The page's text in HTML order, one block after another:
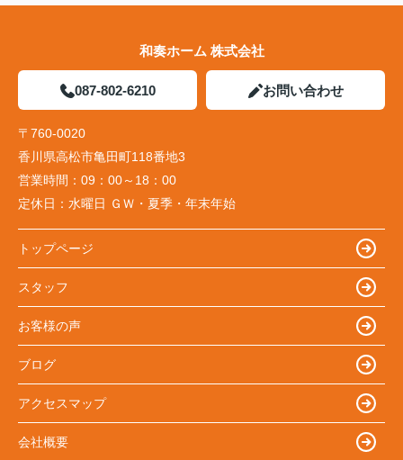
和奏ホーム 株式会社
087-802-6210 お問い合わせ
〒760-0020
香川県高松市亀田町118番地3
営業時間： 09：00～18：00
定休日： 水曜日 ＧＷ・夏季・年末年始
トップページ
スタッフ
お客様の声
ブログ
アクセスマップ
会社概要